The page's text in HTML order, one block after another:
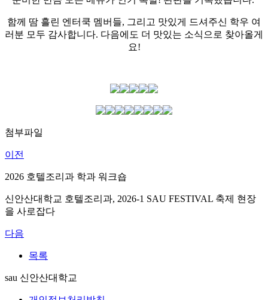
함께 땀 흘린 엔터쿡 멤버들, 그리고 맛있게 드셔주신 학우 여
러분 모두 감사합니다. 다음에도 더 맛있는 소식으로 찾아올게
요!
첨부파일
이전
2026 호텔조리과 학과 워크숍
신안산대학교 호텔조리과, 2026-1 SAU FESTIVAL 축제 현장
을 사로잡다
다음
목록
sau 신안산대학교